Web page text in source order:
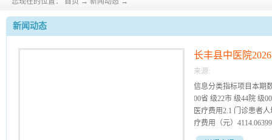
新闻动态
长丰县中医院
来源:
信息分类指标项目本期
00省 级22市 级44院 级
医疗费用2.1 门诊患者
疗费用（元）